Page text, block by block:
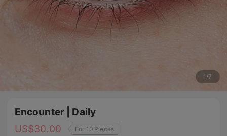
1 /7
Encounter | Daily
US$30.00 For 10 Pieces